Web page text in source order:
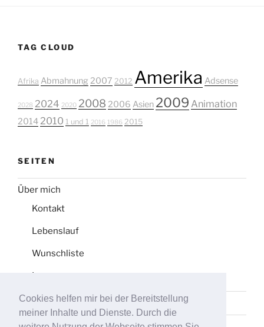
Cookies helfen mir bei der Bereitstellung
meiner Inhalte und Dienste. Durch die
TAG CLOUD
Afrika Abmahnung 2007 2012 Amerika Adsense
2028 2024 2020 2008 2006 Asien 2009 Animation
2014 2010 1 und 1 2016 1986 2015
SEITEN
Über mich
Kontakt
Lebenslauf
Wunschliste
Impressum
Datenschutz